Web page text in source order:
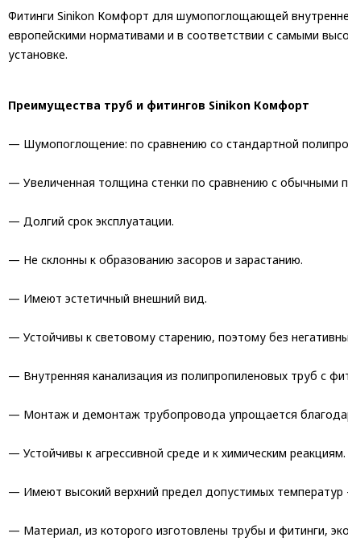
Фитинги Sinikon Комфорт для шумопоглощающей
европейскими нормативами и в соответствии с самыми
установке.
Преимущества труб и фитингов Sinikon Комфорт
— Шумопоглощение: по сравнению со стандартной
— Увеличенная толщина стенки по сравнению с обычными
— Долгий срок эксплуатации.
— Не склонны к образованию засоров и зарастанию.
— Имеют эстетичный внешний вид.
— Устойчивы к световому старению, поэтому без
— Внутренняя канализация из полипропиленовых труб с
— Монтаж и демонтаж трубопровода упрощается
— Устойчивы к агрессивной среде и к химическим реакциям.
— Имеют высокий верхний предел допустимых температур
— Материал, из которого изготовлены трубы и фитинги,